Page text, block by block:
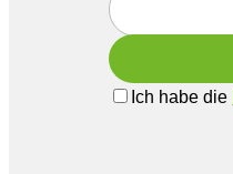
Ich habe die